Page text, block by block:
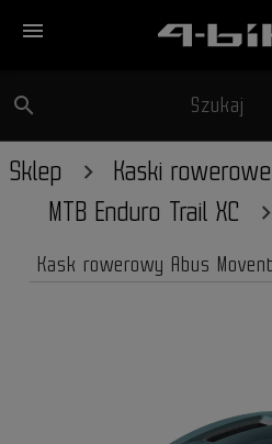
menu
search Szukaj
Sklep Kaski rowerowe
MTB Enduro Trail XC
Kask rowerowy Abus